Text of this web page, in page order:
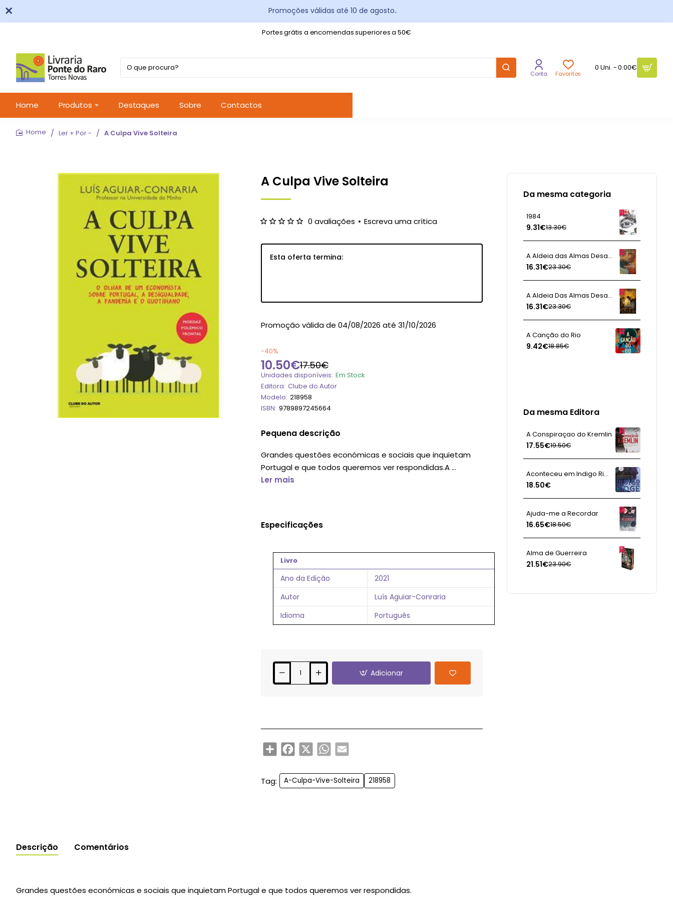
Promoções válidas até 10 de agosto.
Portes grátis a encomendas superiores a 50€
que
Conta Favoritos
0 Uni. - 0.00€
Home Produtos Destaques Sobre Contactos
Ler + Por - A Culpa Vive Solteira
A Culpa Vive Solteira
0 avaliações • Escreva uma crítica
Esta oferta termina:
Promoção válida de 04/08/2026 até 31/10/2026
-40%
10.50€17.50€
Unidades disponíveis: Em Stock
Editora: Clube do Autor
Modelo: 218958
ISBN: 9789897245664
Adicionar
Pequena descrição
Grandes questões económicas e sociais que inquietam
Portugal e que todos queremos ver respondidas.A ...
Ler mais
Especificações
Livro
Ano da Edição
2021
Autor
Luís Aguiar-Conraria
Idioma
Português
ShareFacebook
X WhatsApp
Email
Tag: A-Culpa-Vive-Solteira 218958
Descrição Comentários
Grandes questões económicas e sociais que inquietam Portugal e que todos queremos ver respondidas.
Da mesma categoria
1984
9.31€13.30€
A Aldeia das Almas Desaparecidas I - A Aldeia do Avesso
16.31€23.30€
A Aldeia Das Almas Desaparecidas II - Aquilo Que Procuramos Esta Sempre a Nossa Procura
16.31€23.30€
A Canção do Rio
9.42€18.85€
Da mesma Editora
A Conspiraçao do Kremlin
17.55€19.50€
Aconteceu em Indigo Ridge
18.50€
Ajuda-me a Recordar
16.65€18.50€
Alma de Guerreira
21.51€23.90€